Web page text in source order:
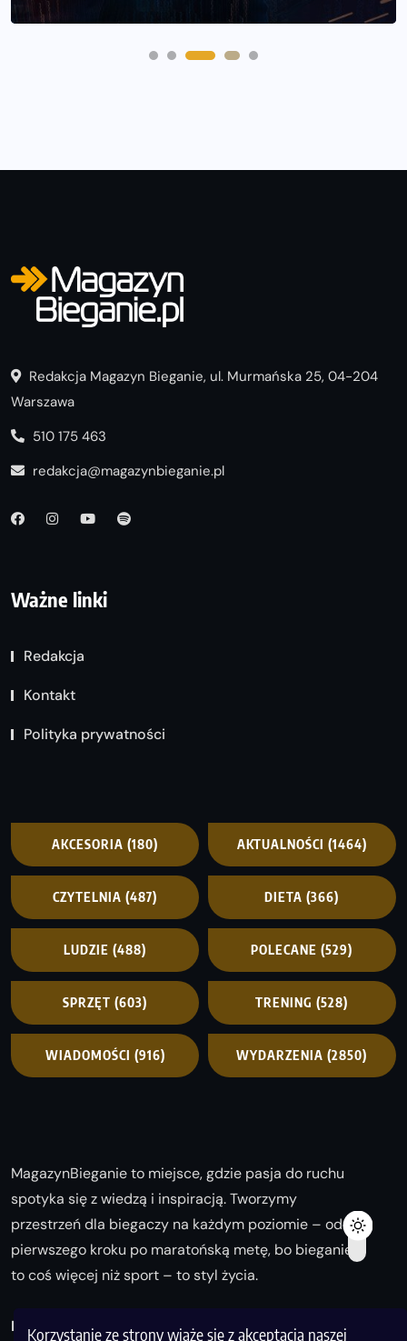
Korzystanie ze strony wiąże się z akceptacją naszej
Redakcja Magazyn Bieganie, ul. Murmańska 25, 04-204
Warszawa
510 175 463
redakcja@magazynbieganie.pl
Ważne linki
Redakcja
Kontakt
Polityka prywatności
AKCESORIA (180) AKTUALNOŚCI (1464)
CZYTELNIA (487) DIETA (366)
LUDZIE (488) POLECANE (529)
SPRZĘT (603) TRENING (528)
WIADOMOŚCI (916) WYDARZENIA (2850)
MagazynBieganie to miejsce, gdzie pasja do ruchu
spotyka się z wiedzą i inspiracją. Tworzymy
przestrzeń dla biegaczy na każdym poziomie – od
pierwszego kroku po maratońską metę, bo bieganie
to coś więcej niż sport – to styl życia.
Biegaj z nami i odkrywaj swoją najlepszą wersję!